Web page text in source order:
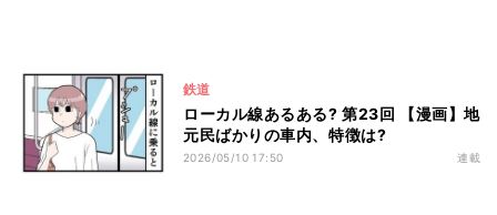
鉄道
ローカル線あるある? 第23回 【漫画】地
元民ばかりの車内、特徴は?
2026/05/10 17:50 連載